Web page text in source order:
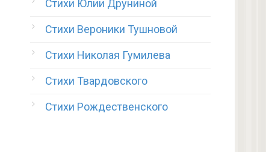
Стихи Юлии Друниной
Стихи Вероники Тушновой
Стихи Николая Гумилева
Стихи Твардовского
Стихи Рождественского